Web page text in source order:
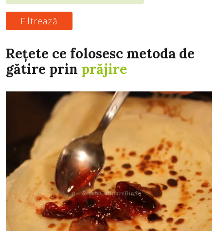
Rețete ce folosesc metoda de
gătire prin prăjire